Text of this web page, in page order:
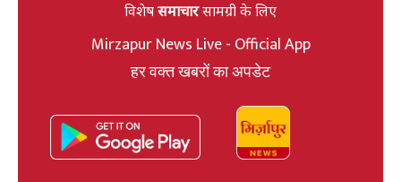
विशेषसमाचारसामग्री के लिए
Mirzapur News Live - Official App
हर वक्त खबरों का अपडेट